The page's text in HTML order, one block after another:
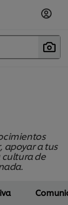
apoyar a tus
de